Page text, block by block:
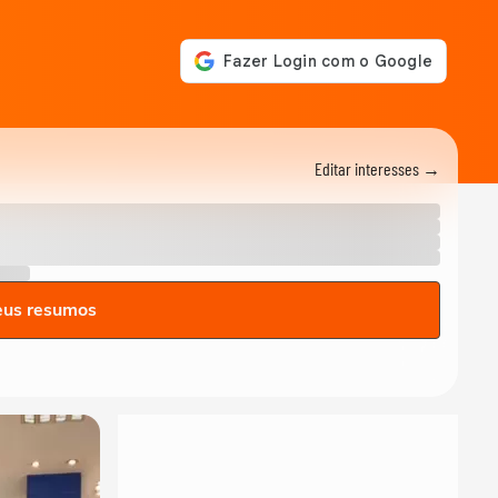
Editar interesses →
resumos